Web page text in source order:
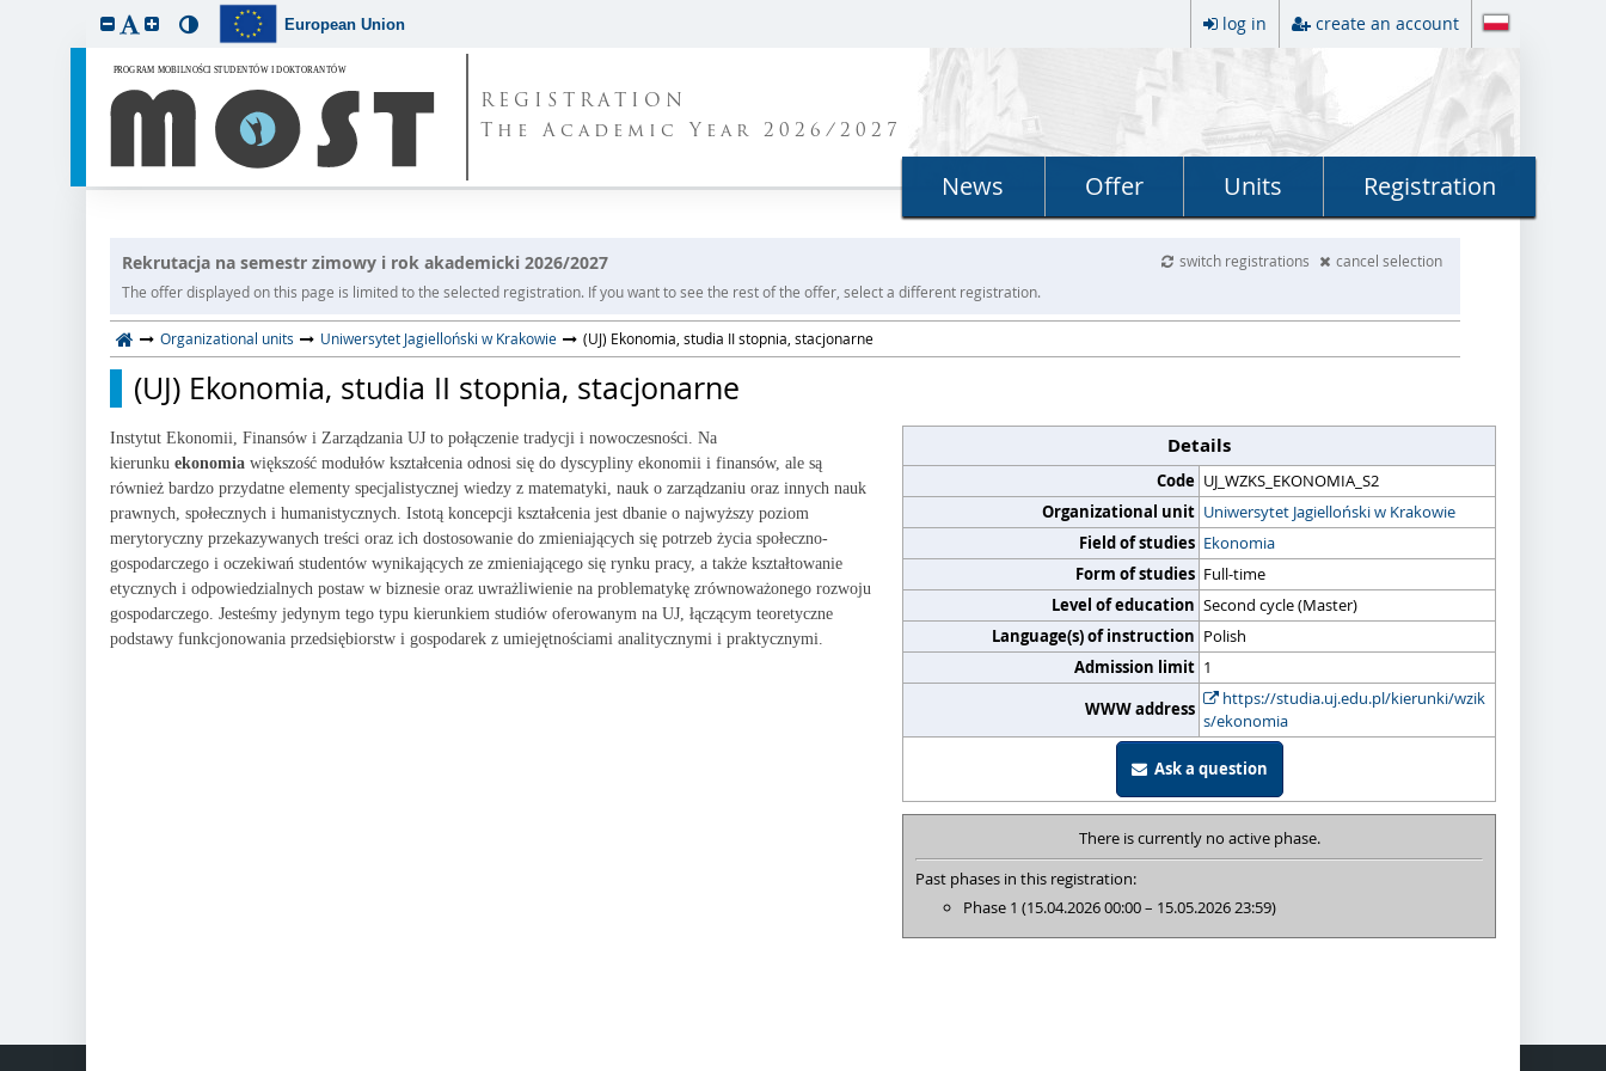
European Union log in create an account
REGISTRATION
The Academic Year 2026/2027
News Offer Units Registration
Rekrutacja na semestr zimowy i rok akademicki 2026/2027 switch registrations
cancel selection
The offer displayed on this page is limited to the selected registration. If you want to see the rest of the offer, select a different registration.
Organizational units Uniwersytet Jagielloński w Krakowie (UJ) Ekonomia, studia II stopnia, stacjonarne
(UJ) Ekonomia, studia II stopnia, stacjonarne
Details
Code UJ_WZKS_EKONOMIA_S2
Organizational unit Uniwersytet Jagielloński w Krakowie
Field of studies Ekonomia
Form of studies Full-time
Level of education Second cycle (Master)
Language(s) of instruction Polish
Admission limit 1
WWW address
https://studia.uj.edu.pl/kierunki/wzik
s/ekonomia
Ask a question
There is currently no active phase.
Past phases in this registration:
Phase 1 (15.04.2026 00:00 – 15.05.2026 23:59)
Instytut Ekonomii, Finansów i Zarządzania UJ to połączenie tradycji i nowoczesności. Na
kierunku ekonomia większość modułów kształcenia odnosi się do dyscypliny ekonomii i finansów, ale są
również bardzo przydatne elementy specjalistycznej wiedzy z matematyki, nauk o zarządzaniu oraz innych nauk
prawnych, społecznych i humanistycznych. Istotą koncepcji kształcenia jest dbanie o najwyższy poziom
merytoryczny przekazywanych treści oraz ich dostosowanie do zmieniających się potrzeb życia społeczno-
gospodarczego i oczekiwań studentów wynikających ze zmieniającego się rynku pracy, a także kształtowanie
etycznych i odpowiedzialnych postaw w biznesie oraz uwrażliwienie na problematykę zrównoważonego rozwoju
gospodarczego. Jesteśmy jedynym tego typu kierunkiem studiów oferowanym na UJ, łączącym teoretyczne
podstawy funkcjonowania przedsiębiorstw i gospodarek z umiejętnościami analitycznymi i praktycznymi.